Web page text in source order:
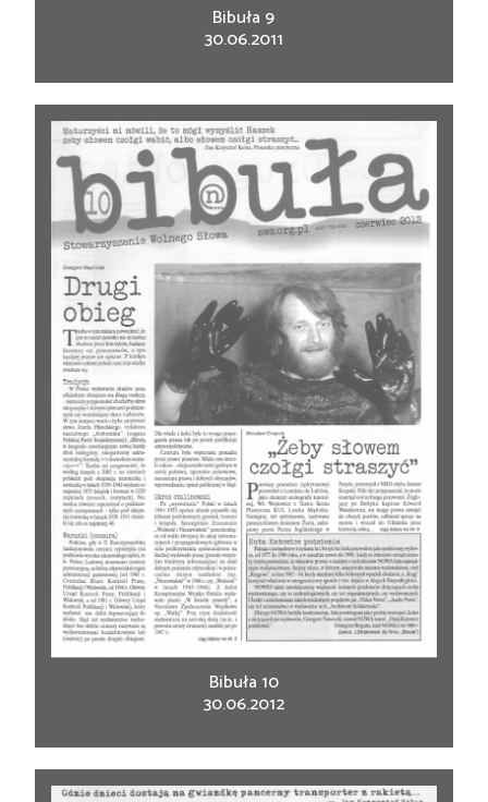
Bibuła 9
30.06.2011
Bibuła 10
30.06.2012